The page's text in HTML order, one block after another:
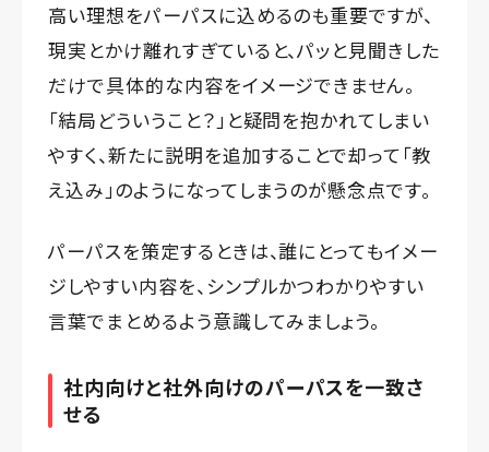
高い理想をパーパスに込めるのも重要ですが、
現実とかけ離れすぎていると、パッと見聞きした
だけで具体的な内容をイメージできません。
「結局どういうこと？」と疑問を抱かれてしまい
やすく、新たに説明を追加することで却って「教
え込み」のようになってしまうのが懸念点です。
パーパスを策定するときは、誰にとってもイメー
ジしやすい内容を、シンプルかつわかりやすい
言葉でまとめるよう意識してみましょう。
社内向けと社外向けのパーパスを一致さ
せる